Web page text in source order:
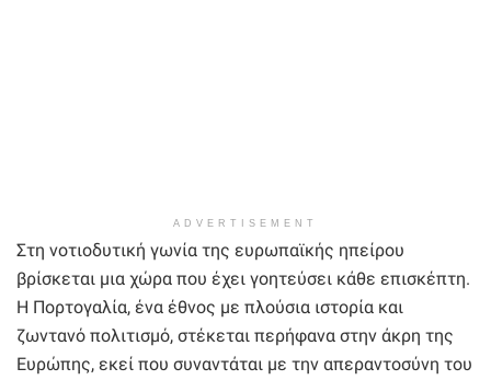
ADVERTISEMENT
Στη νοτιοδυτική γωνία της ευρωπαϊκής ηπείρου
βρίσκεται μια χώρα που έχει γοητεύσει κάθε επισκέπτη.
Η Πορτογαλία, ένα έθνος με πλούσια ιστορία και
ζωντανό πολιτισμό, στέκεται περήφανα στην άκρη της
Ευρώπης, εκεί που συναντάται με την απεραντοσύνη του